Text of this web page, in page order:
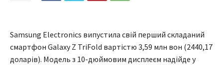
Samsung Electronics випустила свій перший складаний
смартфон Galaxy Z TriFold вартістю 3,59 млн вон (2440,17
доларів). Модель з 10-дюймовим дисплеєм надійде у